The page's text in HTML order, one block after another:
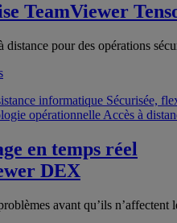
TeamViewer
distance pour des opérations
informatique Sécurisée,
opérationnelle Accès à
en temps réel
DEX
avant qu’ils n’affectent